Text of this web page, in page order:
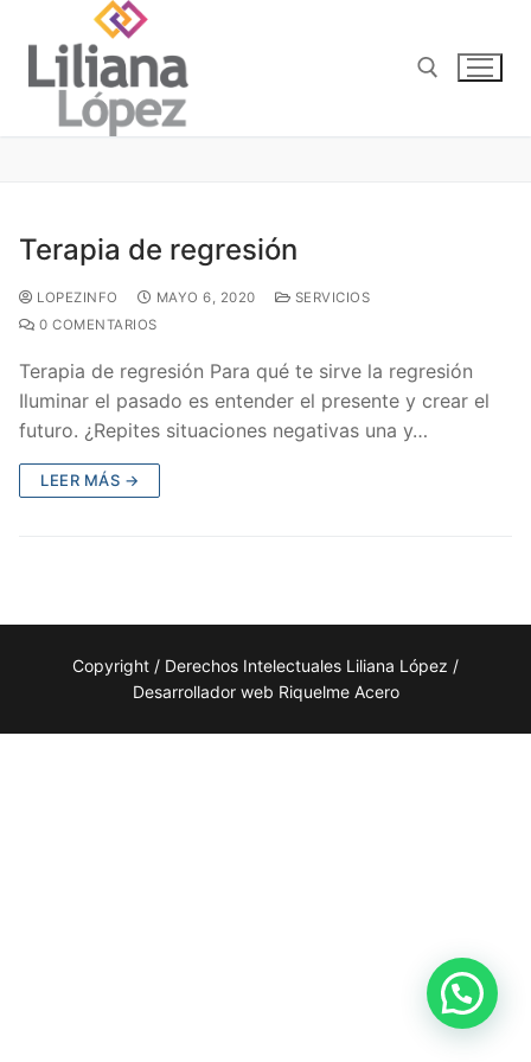
Terapia de regresión
LOPEZINFO MAYO 6, 2020
SERVICIOS
0 COMENTARIOS
Terapia de regresión Para qué te sirve la regresión
Iluminar el pasado es entender el presente y crear el
futuro. ¿Repites situaciones negativas una y…
LEER MÁS →
Copyright / Derechos Intelectuales Liliana López /
Desarrollador web Riquelme Acero